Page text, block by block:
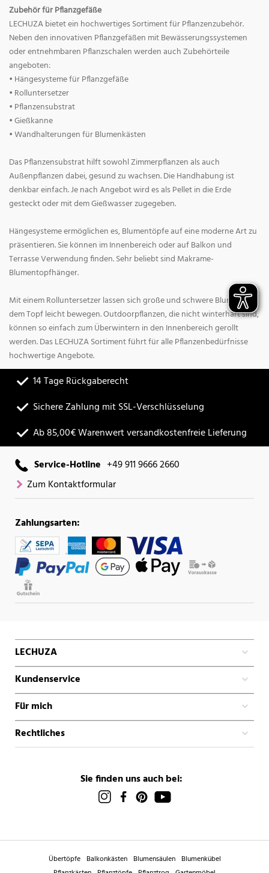
Zubehör für Pflanzgefäße
LECHUZA bietet ein hochwertiges Sortiment für Pflanzenzubehör.
Neben den innovativen Pflanzgefäßen mit Bewässerungssystemen
oder entnehmbaren Pflanzschalen werden auch Zubehörteile
angeboten:
• Hängesysteme für Pflanzgefäße
• Rolluntersetzer
• Pflanzensubstrat
• Gießkanne
• Wandhalterungen für Blumenkästen
Das Pflanzensubstrat hilft sowohl Zimmerpflanzen als auch
Außenpflanzen dabei, gesund zu wachsen. Die Handhabung ist
denkbar einfach. Je nach Angebot wird es als Pellet in die Erde
gesteckt oder mit dem Gießwasser zugegeben.
Hängesysteme ermöglichen es, Blumentöpfe auf eine moderne Art zu
präsentieren. Sie können im Innenbereich oder auf Balkon und
Terrasse Verwendung finden. Sehr beliebt sind Makrame-
Blumentopfhänger.
Mit einem Rolluntersetzer lassen sich große und schwere Blumen mit
dem Topf leicht bewegen. Outdoorpflanzen, die nicht winterhart sind,
können so einfach zum Überwintern in den Innenbereich gerollt
werden. Das LECHUZA Sortiment führt für alle Pflanzenbedürfnisse
hochwertige Angebote.
14 Tage Rückgaberecht
Sichere Zahlung mit SSL-Verschlüsselung
Ab 85,00€ Warenwert versandkostenfreie Lieferung
Service-Hotline +49 911 9666 2660
Zum Kontaktformular
Zahlungsarten:
LECHUZA
Kundenservice
Für mich
Rechtliches
Sie finden uns auch bei:
Übertöpfe Balkonkästen Blumensäulen Blumenkübel